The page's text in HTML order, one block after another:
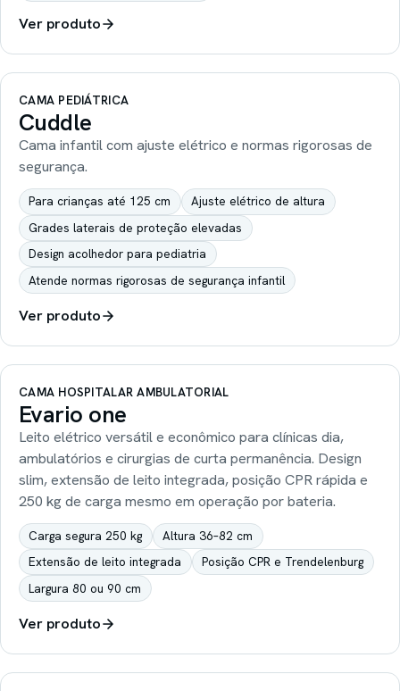
Ver produto
CAMA PEDIÁTRICA
Cuddle
Cama infantil com ajuste elétrico e normas rigorosas de
segurança.
Para crianças até 125 cm
Ajuste elétrico de altura
Grades laterais de proteção elevadas
Design acolhedor para pediatria
Atende normas rigorosas de segurança infantil
Ver produto
CAMA HOSPITALAR AMBULATORIAL
Evario one
Leito elétrico versátil e econômico para clínicas dia,
ambulatórios e cirurgias de curta permanência. Design
slim, extensão de leito integrada, posição CPR rápida e
250 kg de carga mesmo em operação por bateria.
Carga segura 250 kg
Altura 36–82 cm
Extensão de leito integrada
Posição CPR e Trendelenburg
Largura 80 ou 90 cm
Ver produto